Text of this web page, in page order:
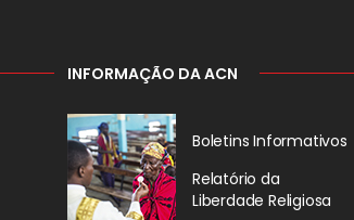
INFORMAÇÃO DA ACN
Boletins Informativos
Relatório da
Liberdade Religiosa